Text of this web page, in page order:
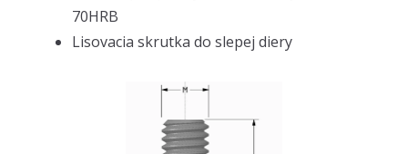
70HRB
Lisovacia skrutka do slepej diery